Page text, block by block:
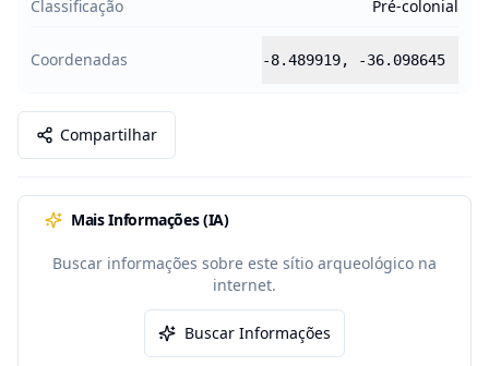
Classificação Pré-colonial
Coordenadas -8.489919, -36.098645
Compartilhar
Mais Informações (IA)
Buscar informações sobre este sítio arqueológico na
internet.
Buscar Informações